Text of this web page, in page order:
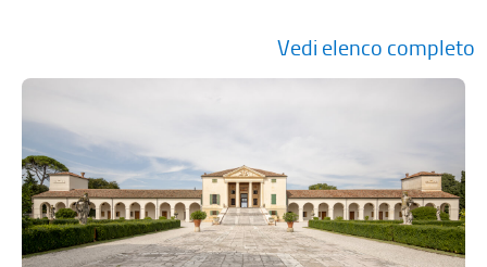
Vedi elenco completo